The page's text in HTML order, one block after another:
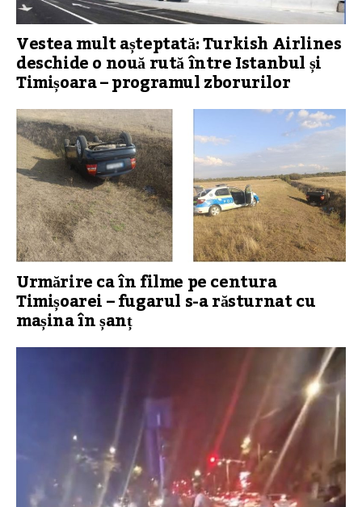
Vestea mult așteptată: Turkish Airlines
deschide o nouă rută între Istanbul și
Timișoara – programul zborurilor
Urmărire ca în filme pe centura
Timișoarei – fugarul s-a răsturnat cu
mașina în șanț